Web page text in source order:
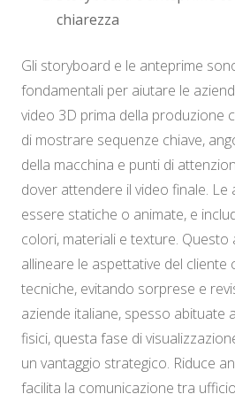
chiarezza
Gli storyboard e le anteprime
fondamentali per aiutare le
video 3D prima della produzione
di mostrare sequenze chiave,
della macchina e punti di
dover attendere il video finale.
essere statiche o animate, e
colori, materiali e texture.
allineare le aspettative del cliente
tecniche, evitando sorprese e
aziende italiane, spesso abituate
fisici, questa fase di
un vantaggio strategico. Riduce
facilita la comunicazione tra